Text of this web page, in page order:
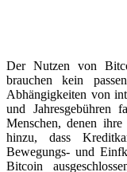
Der Nutzen von
brauchen kein
Abhängigkeiten von
und
Menschen, denen
hinzu, dass
Bewegungs- und
Bitcoin